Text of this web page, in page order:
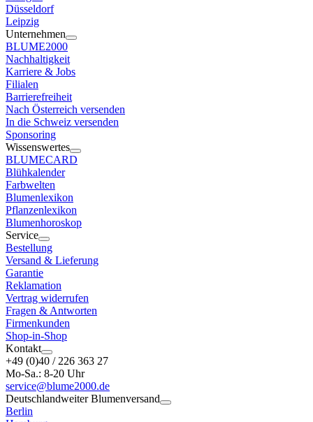
Düsseldorf
Leipzig
Unternehmen
BLUME2000
Nachhaltigkeit
Karriere & Jobs
Filialen
Barrierefreiheit
Nach Österreich versenden
In die Schweiz versenden
Sponsoring
Wissenswertes
BLUMECARD
Blühkalender
Farbwelten
Blumenlexikon
Pflanzenlexikon
Blumenhoroskop
Service
Bestellung
Versand & Lieferung
Garantie
Reklamation
Vertrag widerrufen
Fragen & Antworten
Firmenkunden
Shop-in-Shop
Kontakt
+49 (0)40 / 226 363 27
Mo-Sa.: 8-20 Uhr
service@blume2000.de
Deutschlandweiter Blumenversand
Berlin